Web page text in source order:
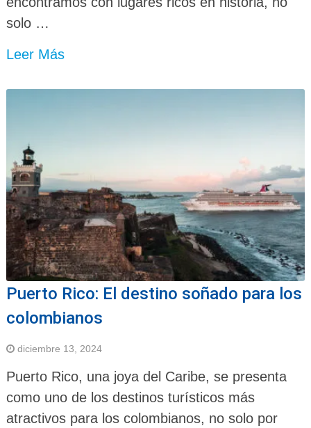
solo …
Leer Más
Puerto Rico: El destino soñado para los
colombianos
diciembre 13, 2024
Puerto Rico, una joya del Caribe, se presenta
como uno de los destinos turísticos más
atractivos para los colombianos, no solo por